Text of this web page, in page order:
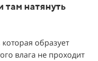
натянуть
образует
влага не проходит